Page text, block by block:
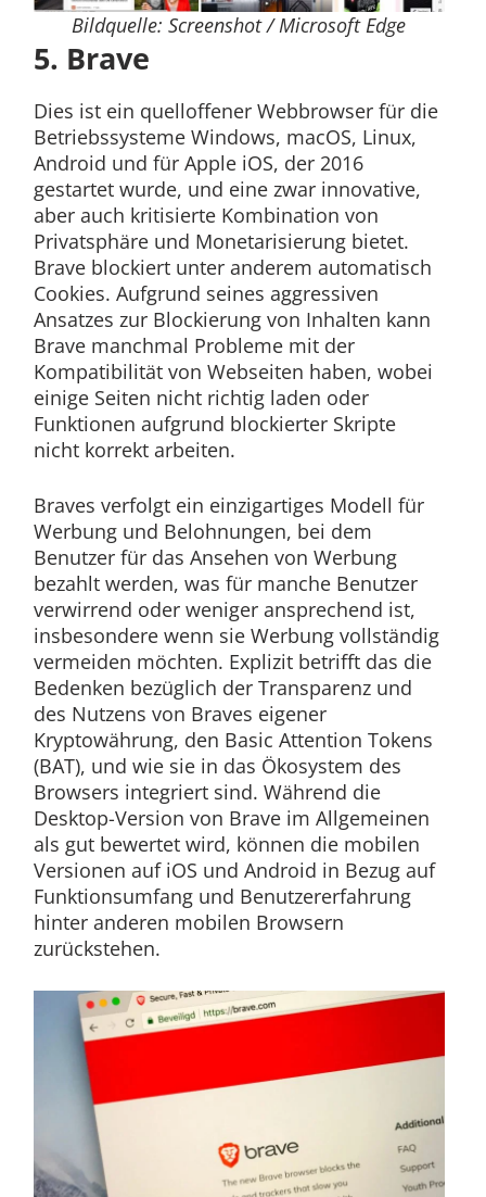
Bildquelle: Screenshot / Microsoft Edge
5. Brave
Dies ist ein quelloffener Webbrowser für die
Betriebssysteme Windows, macOS, Linux,
Android und für Apple iOS, der 2016
gestartet wurde, und eine zwar innovative,
aber auch kritisierte Kombination von
Privatsphäre und Monetarisierung bietet.
Brave blockiert unter anderem automatisch
Cookies. Aufgrund seines aggressiven
Ansatzes zur Blockierung von Inhalten kann
Brave manchmal Probleme mit der
Kompatibilität von Webseiten haben, wobei
einige Seiten nicht richtig laden oder
Funktionen aufgrund blockierter Skripte
nicht korrekt arbeiten.
Braves verfolgt ein einzigartiges Modell für
Werbung und Belohnungen, bei dem
Benutzer für das Ansehen von Werbung
bezahlt werden, was für manche Benutzer
verwirrend oder weniger ansprechend ist,
insbesondere wenn sie Werbung vollständig
vermeiden möchten. Explizit betrifft das die
Bedenken bezüglich der Transparenz und
des Nutzens von Braves eigener
Kryptowährung, den Basic Attention Tokens
(BAT), und wie sie in das Ökosystem des
Browsers integriert sind. Während die
Desktop-Version von Brave im Allgemeinen
als gut bewertet wird, können die mobilen
Versionen auf iOS und Android in Bezug auf
Funktionsumfang und Benutzererfahrung
hinter anderen mobilen Browsern
zurückstehen.